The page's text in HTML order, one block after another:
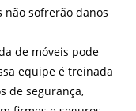
não sofrerão danos
de móveis pode
equipe é treinada
de segurança,